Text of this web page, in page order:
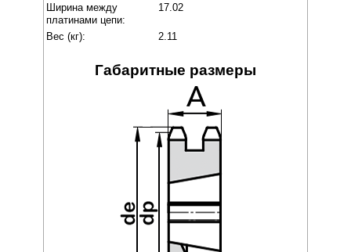
Ширина между
платинами цепи:
17.02
Вес (кг): 2.11
Габаритные размеры